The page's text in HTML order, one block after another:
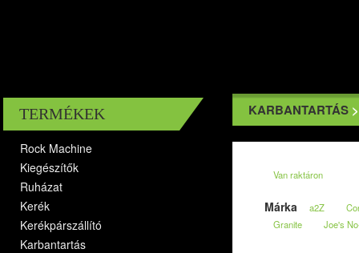
TERMÉKEK
Rock Machine
Kiegészítők
Ruházat
Kerék
Kerékpárszállító
Karbantartás
KARBANTARTÁS
Van raktáron
Márka a2Z
Granite
Joe's